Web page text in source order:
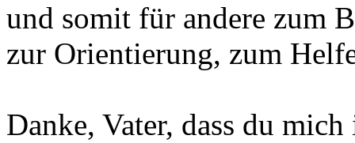
und somit für andere zum
zur Orientierung, zum
Danke, Vater, dass du